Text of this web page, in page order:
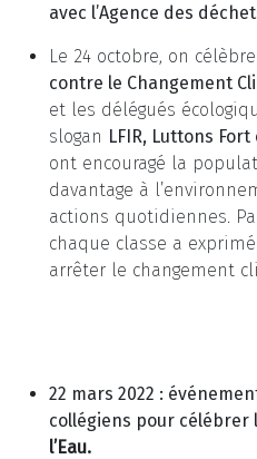
avec l’Agence des
Le 24 octobre, on
contre le Changement
et les délégués
slogan LFIR, Luttons
ont encouragé la
davantage à
actions quotidiennes.
chaque classe a
arrêter le changement
22 mars 2022 :
collégiens pour célébrer
l’Eau.